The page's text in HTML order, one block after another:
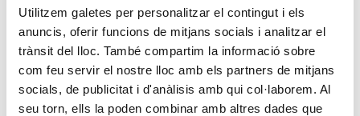
Utilitzem galetes per personalitzar el contingut i els
anuncis, oferir funcions de mitjans socials i analitzar el
trànsit del lloc. També compartim la informació sobre
com feu servir el nostre lloc amb els partners de mitjans
socials, de publicitat i d'anàlisis amb qui col·laborem. Al
seu torn, ells la poden combinar amb altres dades que
Acompanyar i ajudar a la reactivació econòmica i
social de zones rurals amb la mirada posada en un
futur més sostenible.
Torna a l’índex